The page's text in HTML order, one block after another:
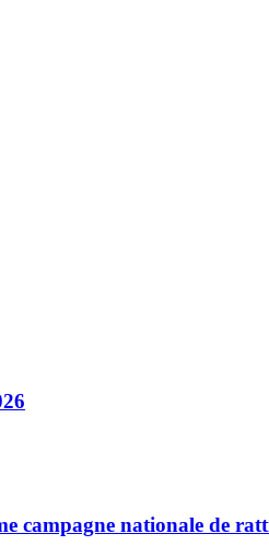
campagne nationale de